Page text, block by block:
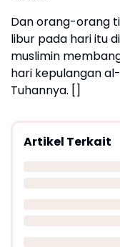
Dan orang-orang
libur pada hari itu
muslimin
hari kepulangan
Tuhannya. []
Artikel Terkait